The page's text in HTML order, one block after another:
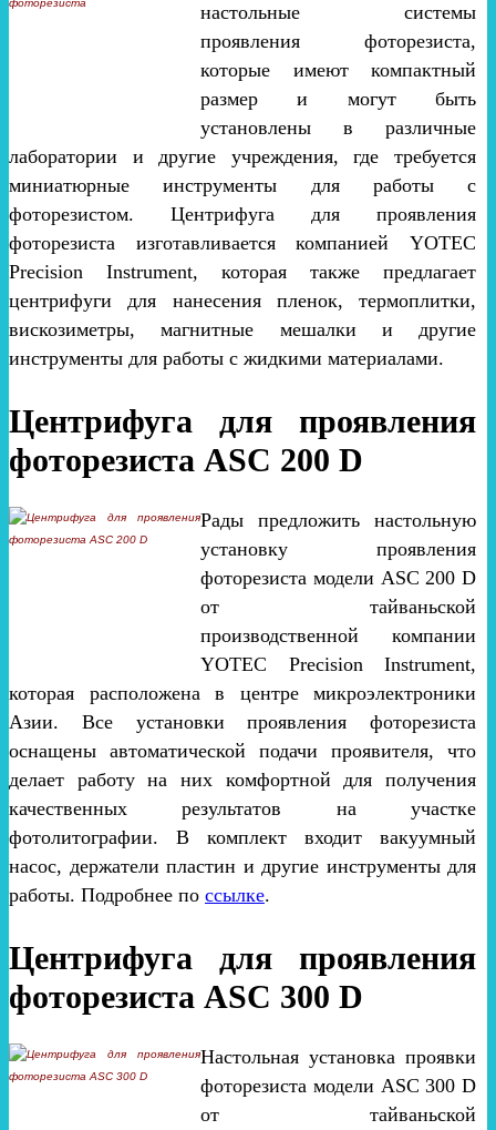
настольные системы
проявления фоторезиста,
которые имеют компактный
размер и могут быть
установлены в различные
лаборатории и другие учреждения, где требуется
миниатюрные инструменты для работы с
фоторезистом. Центрифуга для проявления
фоторезиста изготавливается компанией YOTEC
Precision Instrument, которая также предлагает
центрифуги для нанесения пленок, термоплитки,
вискозиметры, магнитные мешалки и другие
инструменты для работы с жидкими материалами.
Центрифуга для проявления
фоторезиста ASC 200 D
Рады предложить настольную
установку проявления
фоторезиста модели ASC 200 D
от тайваньской
производственной компании
YOTEC Precision Instrument,
которая расположена в центре микроэлектроники
Азии. Все установки проявления фоторезиста
оснащены автоматической подачи проявителя, что
делает работу на них комфортной для получения
качественных результатов на участке
фотолитографии. В комплект входит вакуумный
насос, держатели пластин и другие инструменты для
работы. Подробнее по ссылке.
Центрифуга для проявления
фоторезиста ASC 300 D
Настольная установка проявки
фоторезиста модели ASC 300 D
от тайваньской